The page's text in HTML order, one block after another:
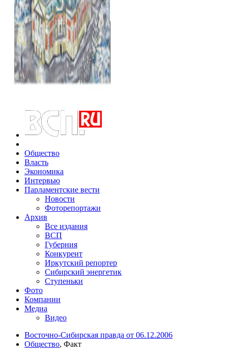
Общество
Власть
Экономика
Интервью
Парламентские вести
Новости
Фоторепортажи
Архив
Все издания
ВСП
Губерния
Конкурент
Иркутский репортер
Сибирский энергетик
Ступеньки
Фото
Компании
Медиа
Видео
Восточно-Сибирская правда от 06.12.2006
Общество, Факт